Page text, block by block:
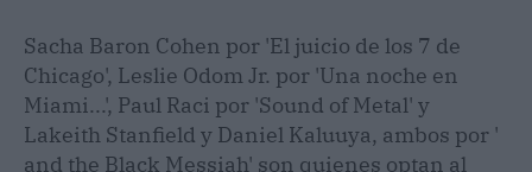
Sacha Baron Cohen por 'El juicio de los 7 de
Chicago', Leslie Odom Jr. por 'Una noche en
Miami...', Paul Raci por 'Sound of Metal' y
Lakeith Stanfield y Daniel Kaluuya, ambos por '
and the Black Messiah' son quienes optan al